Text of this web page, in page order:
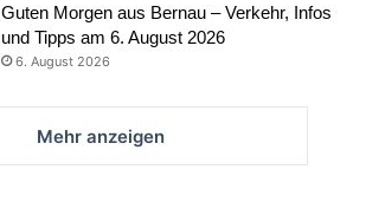
Guten Morgen aus Bernau – Verkehr, Infos
und Tipps am 6. August 2026
6. August 2026
Mehr anzeigen